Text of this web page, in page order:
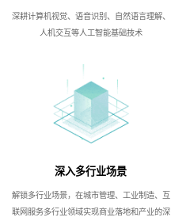
深耕计算机视觉、语音识别、自然语言理解、
人机交互等人工智能基础技术
深入多行业场景
解锁多行业场景，在城市管理、工业制造、互
联网服务多行业领域实现商业落地和产业的深